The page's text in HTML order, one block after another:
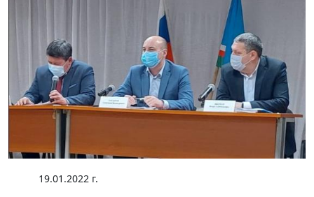
19.01.2022 г.